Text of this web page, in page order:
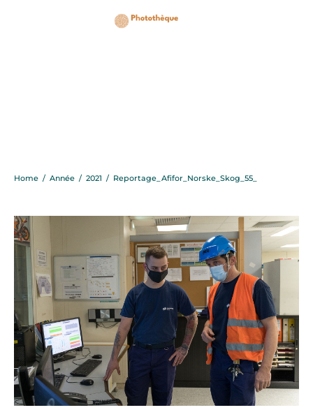
Home / Année / 2021 / Reportage_Afifor_Norske_Skog_55_